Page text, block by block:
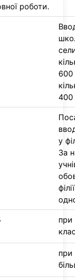
роботи.
600
400
у
За
при
при